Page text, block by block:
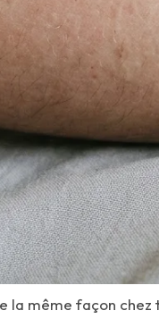
la même façon